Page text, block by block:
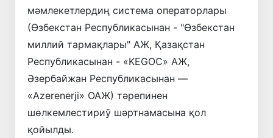
мәмлекетлердиң система операторлары
(Өзбекстан Республикасынан - "Өзбекстан
миллий тармақлары" АЖ, Қазақстан
Республикасынан - «KEGOC» АЖ,
Әзербайжан Республикасынан —
«Azerenerji» ОАЖ) тәрепинен
шөлкемлестириў шәртнамасына қол
қойылды.